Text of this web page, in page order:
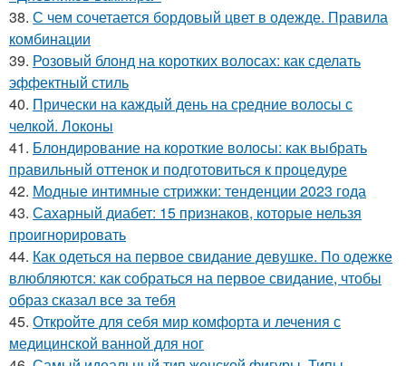
38. С чем сочетается бордовый цвет в одежде. Правила
комбинации
39. Розовый блонд на коротких волосах: как сделать
эффектный стиль
40. Прически на каждый день на средние волосы с
челкой. Локоны
41. Блондирование на короткие волосы: как выбрать
правильный оттенок и подготовиться к процедуре
42. Модные интимные стрижки: тенденции 2023 года
43. Сахарный диабет: 15 признаков, которые нельзя
проигнорировать
44. Как одеться на первое свидание девушке. По одежке
влюбляются: как собраться на первое свидание, чтобы
образ сказал все за тебя
45. Откройте для себя мир комфорта и лечения с
медицинской ванной для ног